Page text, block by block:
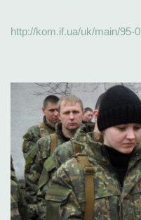
http://kom.if.ua/uk/main/95-0